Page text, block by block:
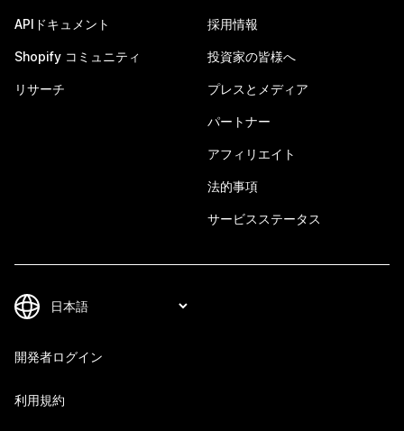
APIドキュメント
Shopify コミュニティ
リサーチ
採用情報
投資家の皆様へ
プレスとメディア
パートナー
アフィリエイト
法的事項
サービスステータス
開発者ログイン
利用規約